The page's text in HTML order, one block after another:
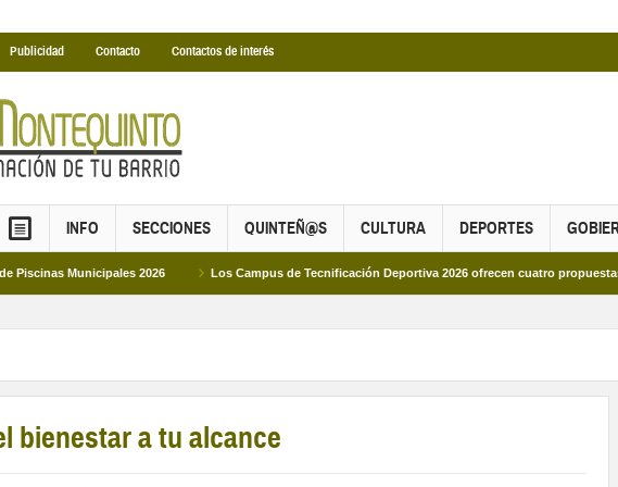
Publicidad Contacto Contactos de interés
INFO SECCIONES QUINTEÑ@S CULTURA DEPORTES
2026 Los Campus de Tecnificación Deportiva 2026 ofrecen cuatro propuestas para
bienestar a tu alcance